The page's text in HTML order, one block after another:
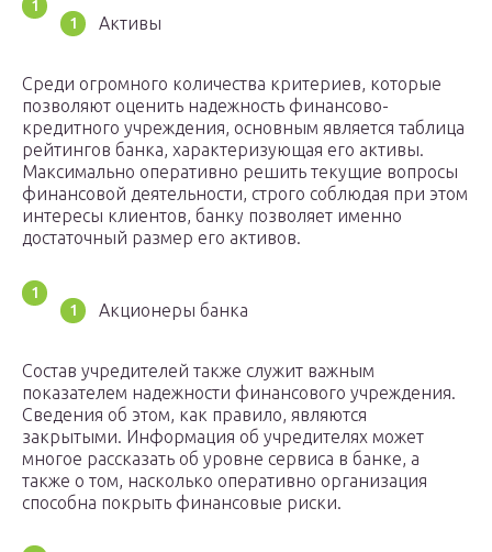
Активы
Среди огромного количества критериев, которые
позволяют оценить надежность финансово-
кредитного учреждения, основным является таблица
рейтингов банка, характеризующая его активы.
Максимально оперативно решить текущие вопросы
финансовой деятельности, строго соблюдая при этом
интересы клиентов, банку позволяет именно
достаточный размер его активов.
Акционеры банка
Состав учредителей также служит важным
показателем надежности финансового учреждения.
Сведения об этом, как правило, являются
закрытыми. Информация об учредителях может
многое рассказать об уровне сервиса в банке, а
также о том, насколько оперативно организация
способна покрыть финансовые риски.